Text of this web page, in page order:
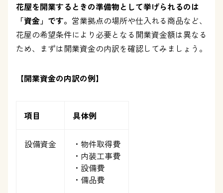
花屋を開業するときの準備物として挙げられるのは
「資金」です。 営業拠点の場所や仕入れる商品など、
花屋の希望条件により必要となる開業資金額は異なる
ため、まずは開業資金の内訳を確認してみましょう。
【開業資金の内訳の例】
項目 具体例
設備資金
・物件取得費
・内装工事費
・設備費
・備品費